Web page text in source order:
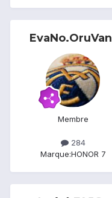
EvaNo.OruVan
Membre
284
Marque:HONOR 7